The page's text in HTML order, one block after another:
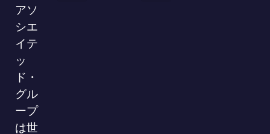
アソ
シエ
イテ
ッ
ド・
グル
ープ
は世